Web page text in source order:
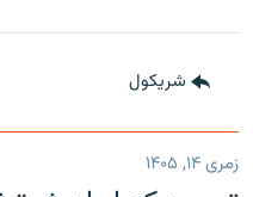
شريکول
زمری ۱۴, ۱۴۰۵